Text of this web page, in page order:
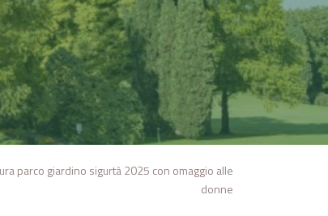
parco giardino sigurtà 2025 con omaggio alle
donne